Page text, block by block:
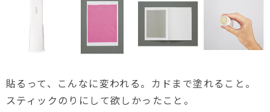
貼るって、こんなに変われる。カドまで塗れること。
スティックのりにして欲しかったこと。